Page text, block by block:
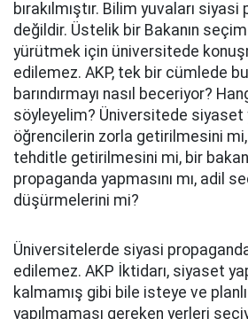
bırakılmıştır. Bilim yuvaları
değildir. Üstelik bir Bakanın seçim
yürütmek için üniversitede
edilemez. AKP, tek bir cümlede bu
barındırmayı nasıl beceriyor?
söyleyelim? Üniversitede siyaset
öğrencilerin zorla getirilmesini mi,
tehditle getirilmesini mi, bir
propaganda yapmasını mı, adil
düşürmelerini mi?
Üniversitelerde siyasi
edilemez. AKP İktidarı, siyaset
kalmamış gibi bile isteye ve
yapılmaması gereken yerleri